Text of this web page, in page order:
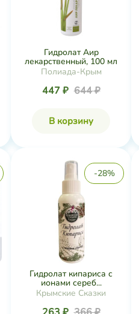
Гидролат Аир
лекарственный, 100 мл
Полиада-Крым
447 ₽ 644 ₽
В корзину
-28%
Гидролат кипариса с
ионами сереб...
Крымские Сказки